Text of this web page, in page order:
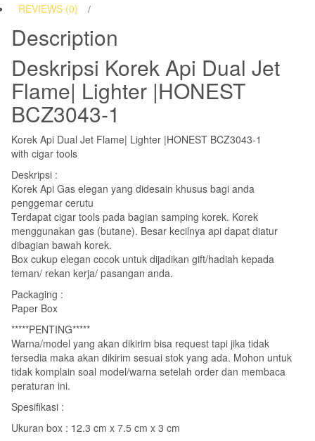
quantity
REVIEWS (0)
Description
Deskripsi Korek Api Dual Jet
Flame| Lighter |HONEST
BCZ3043-1
Korek Api Dual Jet Flame| Lighter |HONEST BCZ3043-1
with cigar tools
Deskripsi :
Korek Api Gas elegan yang didesain khusus bagi anda
penggemar cerutu
Terdapat cigar tools pada bagian samping korek. Korek
menggunakan gas (butane). Besar kecilnya api dapat diatur
dibagian bawah korek.
Box cukup elegan cocok untuk dijadikan gift/hadiah kepada
teman/ rekan kerja/ pasangan anda.
Packaging :
Paper Box
*****PENTING*****
Warna/model yang akan dikirim bisa request tapi jika tidak
tersedia maka akan dikirim sesuai stok yang ada. Mohon untuk
tidak komplain soal model/warna setelah order dan membaca
peraturan ini.
Spesifikasi :
Ukuran box : 12.3 cm x 7.5 cm x 3 cm